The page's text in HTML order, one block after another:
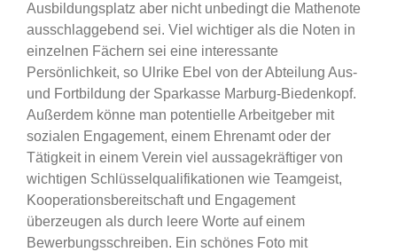
Ausbildungsplatz aber nicht unbedingt die Mathenote
ausschlaggebend sei. Viel wichtiger als die Noten in
einzelnen Fächern sei eine interessante
Persönlichkeit, so Ulrike Ebel von der Abteilung Aus-
und Fortbildung der Sparkasse Marburg-Biedenkopf.
Außerdem könne man potentielle Arbeitgeber mit
sozialen Engagement, einem Ehrenamt oder der
Tätigkeit in einem Verein viel aussagekräftiger von
wichtigen Schlüsselqualifikationen wie Teamgeist,
Kooperationsbereitschaft und Engagement
überzeugen als durch leere Worte auf einem
Bewerbungsschreiben. Ein schönes Foto mit